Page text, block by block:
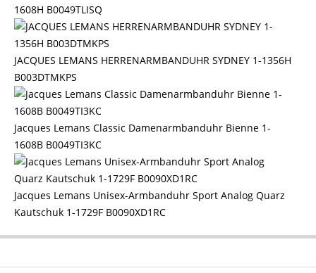
1608H B0049TLISQ
JACQUES LEMANS HERRENARMBANDUHR SYDNEY 1-1356H
B003DTMKPS
Jacques Lemans Classic Damenarmbanduhr Bienne 1-
1608B B0049TI3KC
Jacques Lemans Unisex-Armbanduhr Sport Analog Quarz
Kautschuk 1-1729F B0090XD1RC